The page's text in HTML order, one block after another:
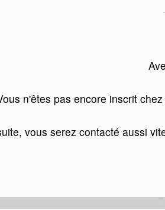
n'êtes pas encore inscrit
vous serez contacté aussi